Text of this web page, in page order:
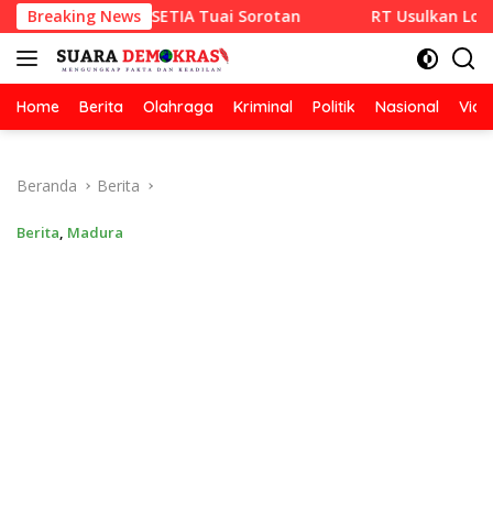
Langsung
ke
konten
Breaking News
RAZA SETIA Tuai Sorotan RT Usulkan Lomba
Home Berita Olahraga Kriminal Politik Nasional
Beranda Berita
Berita, Madura